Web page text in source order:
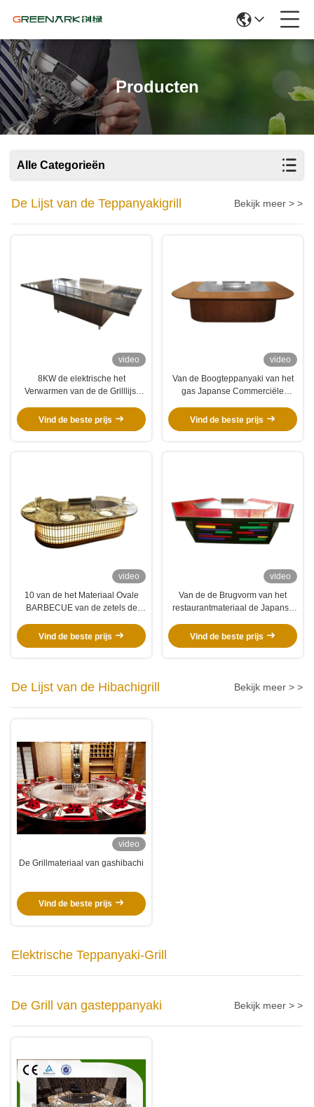
Producten
Alle Categorieën
De Lijst van de Teppanyakigrill Bekijk meer > >
video
8KW de elektrische het
Verwarmen van de de Grilllijst
Commerciële Kokende Machine
Vind de beste prijs
video
Van de Boogteppanyaki van het
gas Japanse Commerciële
Vind de beste prijs
video
10 van de het Materiaal Ovale
BARBECUE van de zetels de
van Teppanyaki
Vind de beste prijs
video
Van de de Brugvorm van het
restaurantmateriaal de Japanse
voor Hotelrestaurant
Vind de beste prijs
De Lijst van de Hibachigrill Bekijk meer > >
video
De Grillmateriaal van gashibachi
Vind de beste prijs
Elektrische Teppanyaki-Grill
De Grill van gasteppanyaki Bekijk meer > >